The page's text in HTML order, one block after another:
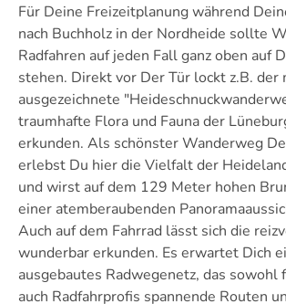
Für Deine Freizeitplanung während
nach Buchholz in der Nordheide sollte
Radfahren auf jeden Fall ganz oben auf
stehen. Direkt vor Der Tür lockt z.B. der
ausgezeichnete
traumhafte Flora und Fauna der
erkunden. Als schönster Wanderweg
erlebst Du hier die Vielfalt der
und wirst auf dem 129 Meter hohen
einer atemberaubenden
Auch auf dem Fahrrad lässt sich die
wunderbar erkunden. Es erwartet Dich
ausgebautes Radwegenetz, das sowohl
auch Radfahrprofis spannende Routen